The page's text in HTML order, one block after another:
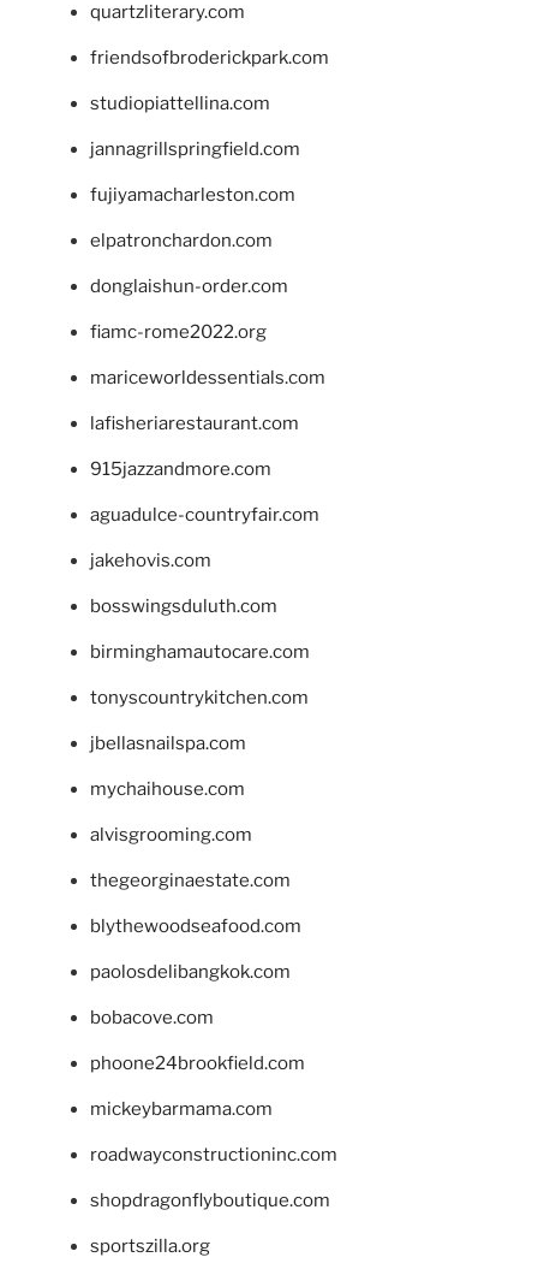
quartzliterary.com
friendsofbroderickpark.com
studiopiattellina.com
jannagrillspringfield.com
fujiyamacharleston.com
elpatronchardon.com
donglaishun-order.com
fiamc-rome2022.org
mariceworldessentials.com
lafisheriarestaurant.com
915jazzandmore.com
aguadulce-countryfair.com
jakehovis.com
bosswingsduluth.com
birminghamautocare.com
tonyscountrykitchen.com
jbellasnailspa.com
mychaihouse.com
alvisgrooming.com
thegeorginaestate.com
blythewoodseafood.com
paolosdelibangkok.com
bobacove.com
phoone24brookfield.com
mickeybarmama.com
roadwayconstructioninc.com
shopdragonflyboutique.com
sportszilla.org